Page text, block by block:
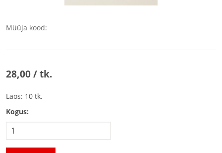
Müüja kood:
28,00 / tk.
Laos: 10 tk.
Kogus: